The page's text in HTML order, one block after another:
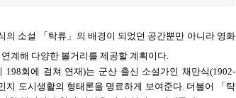
의 소설 「탁류」의 배경이 되었던 공간뿐만 아니라 영화
계해 다양한 볼거리를 제공할 계획이다.
198회에 걸쳐 연재)는 군산 출신 소설가인 채만식(1902-
지 도시생활의 형태론을 명료하게 보여준다. 더불어 「탁